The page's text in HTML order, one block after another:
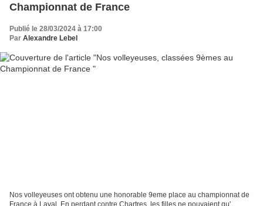
Championnat de France
Publié le 28/03/2024 à 17:00
Par Alexandre Lebel
Nos volleyeuses ont obtenu une honorable 9eme place au championnat de
France à Laval. En perdant contre Chartres, les filles ne pouvaient qu'